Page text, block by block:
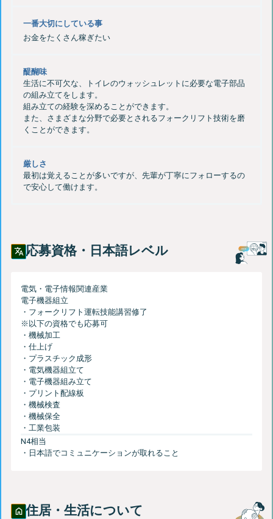
一番大切にしている事
お金をたくさん稼ぎたい
醍醐味
生活に不可欠な、トイレのウォッシュレットに必要な電子部品
の組み立てをします。
組み立ての経験を深めることができます。
また、さまざまな分野で必要とされるフォークリフト技術を磨
厳しさ
最初は覚えることが多いですが、先輩が丁寧にフォローするの
応募資格・日本語レベル
電気・電子情報関連産業
電子機器組立
・フォークリフト運転技能講習修了
※以下の資格でも応募可
・機械加工
・仕上げ
・プラスチック成形
・電気機器組立て
・電子機器組み立て
・プリント配線板
・機械検査
・機械保全
N4相当
住居・生活について